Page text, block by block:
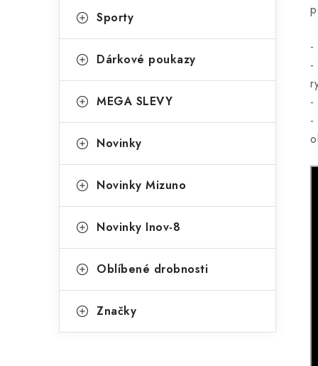
Sporty
Dárkové poukazy
MEGA SLEVY
Novinky
Novinky Mizuno
Novinky Inov-8
Oblíbené drobnosti
Značky
-
-
-
-